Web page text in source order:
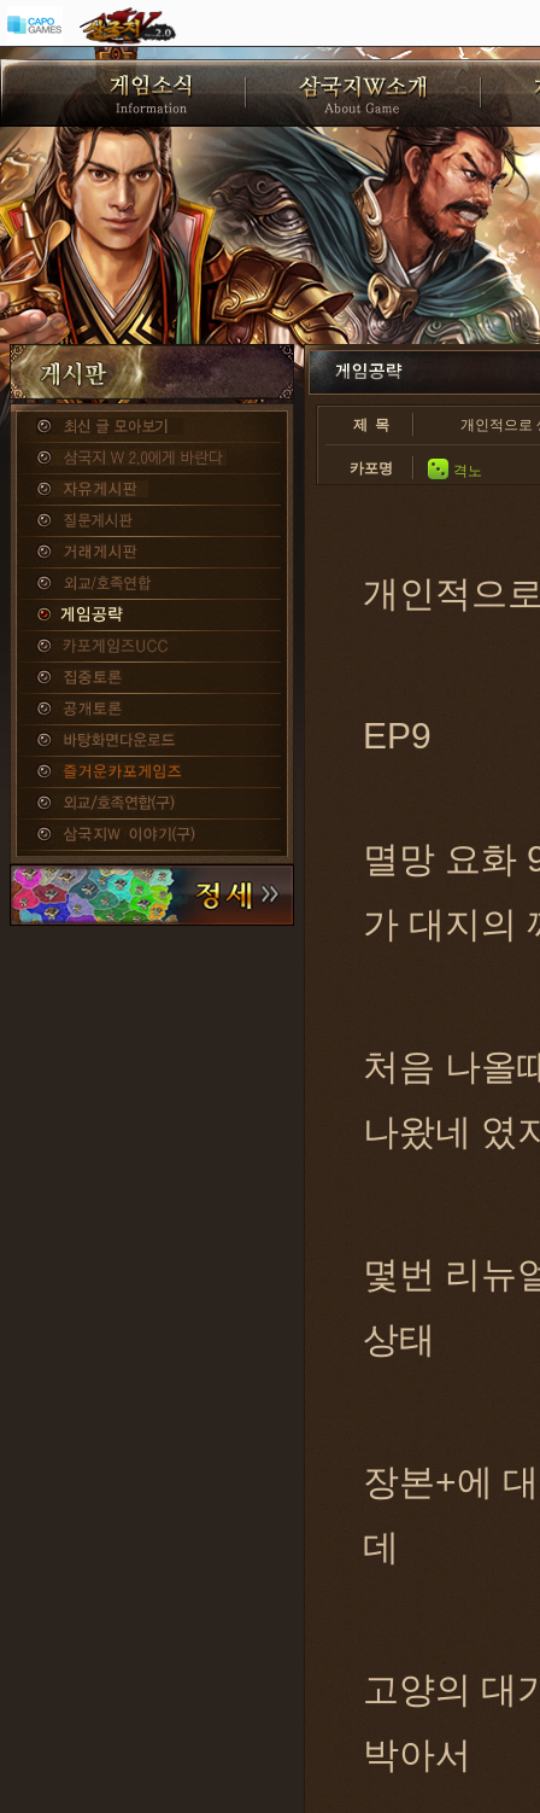
제 목 개인적으로
카포명 격노
개인적으
EP9
멸망 요화
가 대지의
처음 나올
나왔네 였
몇번 리뉴
상태
장본+에
데
고양의 대
박아서